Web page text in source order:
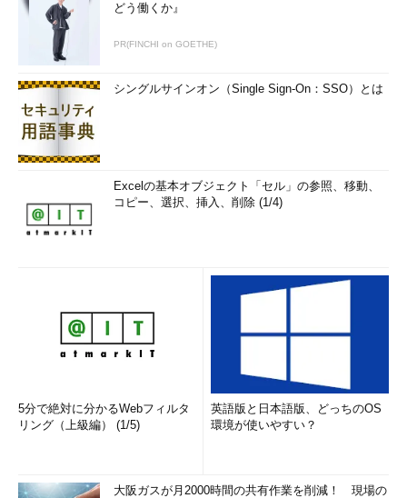
どう働くか』
PR(FINCHI on GOETHE)
シングルサインオン（Single Sign-On：SSO）とは
Excelの基本オブジェクト「セル」の参照、移動、
コピー、選択、挿入、削除 (1/4)
5分で絶対に分かるWebフィルタ
リング（上級編） (1/5)
英語版と日本語版、どっちのOS
環境が使いやすい？
大阪ガスが月2000時間の共有作業を削減！ 現場の